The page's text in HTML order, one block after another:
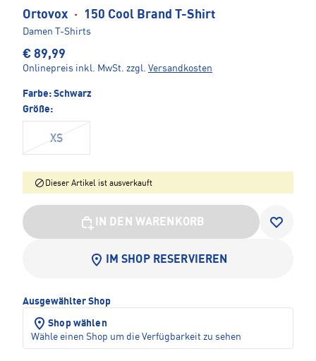
Ortovox · 150 Cool Brand T-Shirt
Damen T-Shirts
€ 89,99
Onlinepreis inkl. MwSt. zzgl. Versandkosten
Farbe: Schwarz
Größe:
XS
Dieser Artikel ist ausverkauft
IN DEN WARENKORB
IM SHOP RESERVIEREN
Ausgewählter Shop
Shop wählen
Wähle einen Shop um die Verfügbarkeit zu sehen